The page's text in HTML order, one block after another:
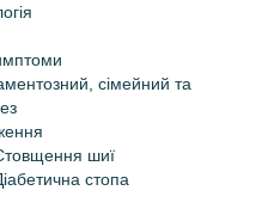
сімейний та
шиї
стопа